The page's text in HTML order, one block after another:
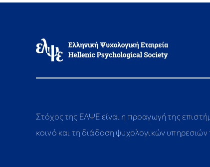
Στόχος της ΕΛΨΕ είναι η προαγωγή της
κοινό και τη διάδοση ψυχολογικών